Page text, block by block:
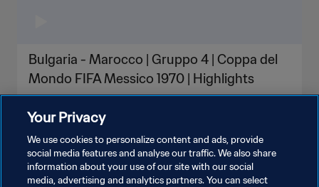
Bulgaria - Marocco | Gruppo 4 | Coppa del
Mondo FIFA Messico 1970 | Highlights
Your Privacy
We use cookies to personalize content and ads, provide
social media features and analyse our traffic. We also share
information about your use of our site with our social
media, advertising and analytics partners. You can select